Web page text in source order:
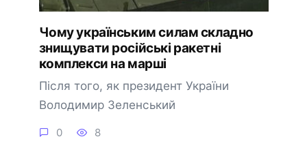
Чому українським силам складно
знищувати російські ракетні
комплекси на марші
Після того, як президент України
Володимир Зеленський
0 8